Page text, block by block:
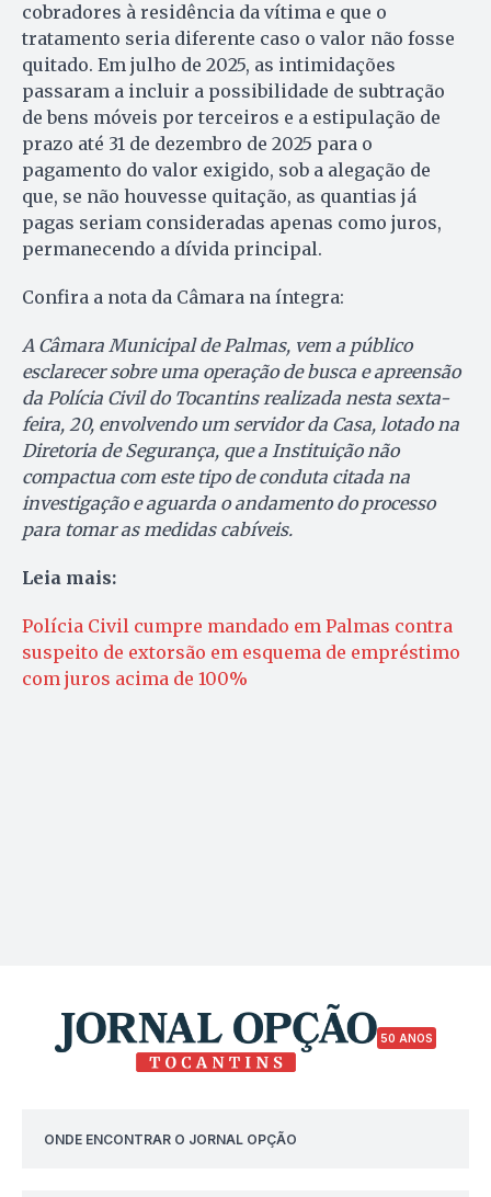
cobradores à residência da vítima e que o
tratamento seria diferente caso o valor não fosse
quitado. Em julho de 2025, as intimidações
passaram a incluir a possibilidade de subtração
de bens móveis por terceiros e a estipulação de
prazo até 31 de dezembro de 2025 para o
pagamento do valor exigido, sob a alegação de
que, se não houvesse quitação, as quantias já
pagas seriam consideradas apenas como juros,
permanecendo a dívida principal.
Confira a nota da Câmara na íntegra:
A Câmara Municipal de Palmas, vem a público
esclarecer sobre uma operação de busca e apreensão
da Polícia Civil do Tocantins realizada nesta sexta-
feira, 20, envolvendo um servidor da Casa, lotado na
Diretoria de Segurança, que a Instituição não
compactua com este tipo de conduta citada na
investigação e aguarda o andamento do processo
para tomar as medidas cabíveis.
Leia mais:
Polícia Civil cumpre mandado em Palmas contra
suspeito de extorsão em esquema de empréstimo
com juros acima de 100%
50 ANOS
ONDE ENCONTRAR O JORNAL OPÇÃO